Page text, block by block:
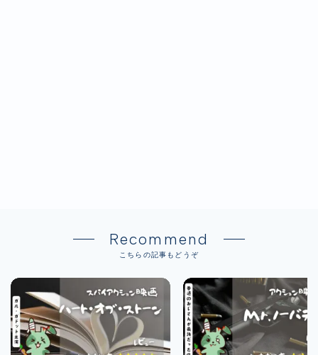
Recommend
こちらの記事もどうぞ